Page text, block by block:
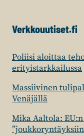
Verkkouutiset.fi
Poliisi aloittaa
erityistarkkailussa
Massiivinen
Venäjällä
Mika Aaltola: